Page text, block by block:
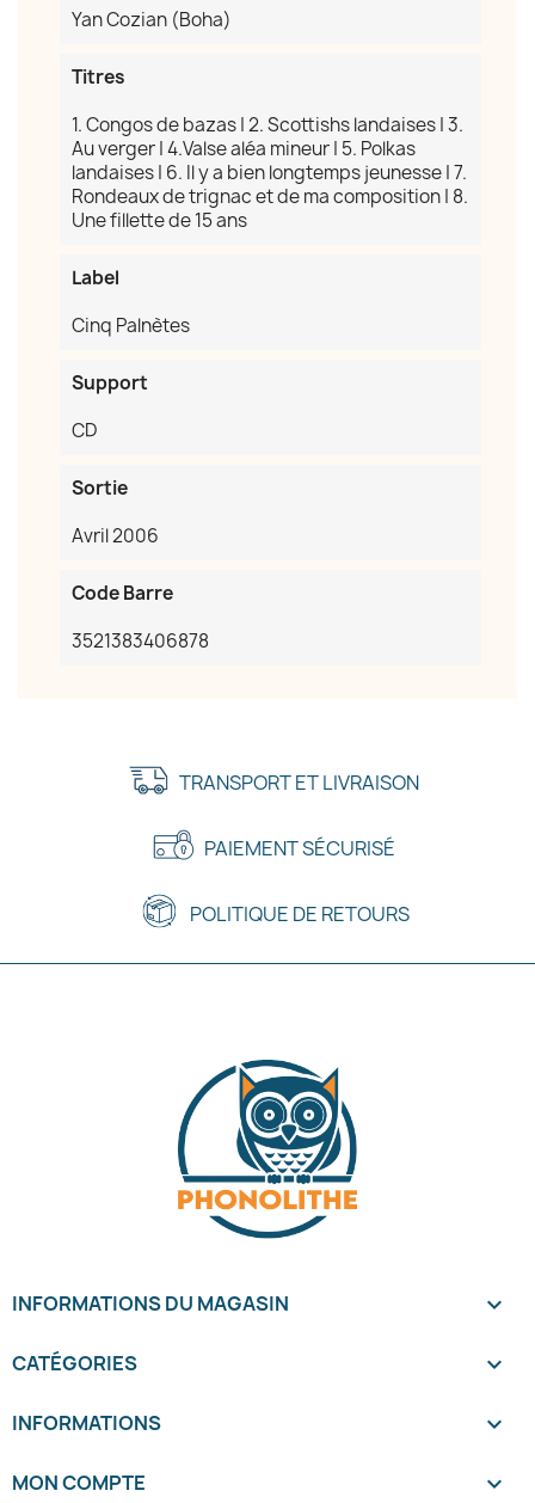
Yan Cozian (Boha)
Titres
1. Congos de bazas | 2. Scottishs landaises | 3.
Au verger | 4.Valse aléa mineur | 5. Polkas
landaises | 6. Il y a bien longtemps jeunesse | 7.
Rondeaux de trignac et de ma composition | 8.
Une fillette de 15 ans
Label
Cinq Palnètes
Support
CD
Sortie
Avril 2006
Code Barre
3521383406878
Annuler
TRANSPORT ET LIVRAISON
PAIEMENT SÉCURISÉ
POLITIQUE DE RETOURS
INFORMATIONS DU MAGASIN keyboard_arrow_down
CATÉGORIES 
INFORMATIONS 
MON COMPTE 